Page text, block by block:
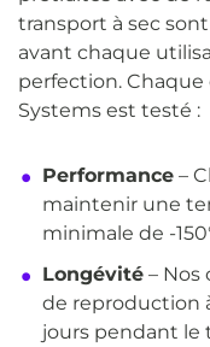
transport à sec
avant chaque
perfection.
Systems est testé :
Performance –
maintenir une
minimale de -
Longévité – Nos
de reproduction
jours pendant le